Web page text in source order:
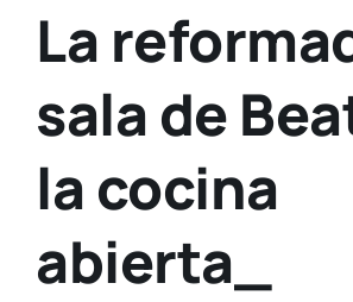
La
sala de
la cocina
abierta_